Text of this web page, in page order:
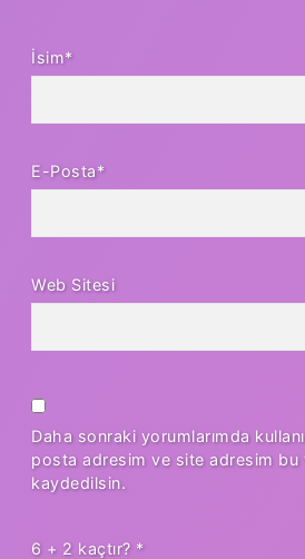
İsim*
E-Posta*
Web Sitesi
Daha sonraki yorumlarımda
posta adresim ve site adresim bu
kaydedilsin.
6 + 2 kaçtır? *